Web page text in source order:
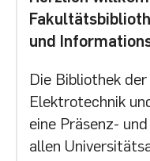
und
Die Bibliothek
Elektrotechnik
eine Präsenz-
allen